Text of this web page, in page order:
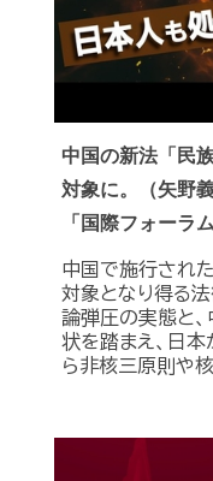
中国の新法「民
対象に。（矢野
「国際フォーラ
中国で施行された
対象となり得る
論弾圧の実態と
状を踏まえ、日
ら非核三原則や